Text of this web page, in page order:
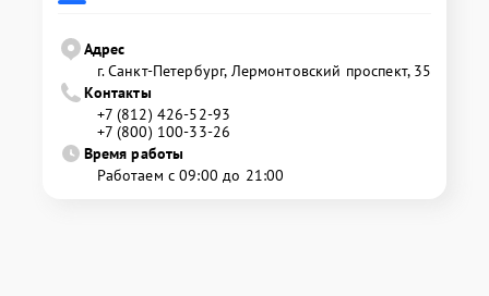
Адрес
г. Санкт-Петербург, Лермонтовский проспект, 35
Контакты
+7 (812) 426-52-93
+7 (800) 100-33-26
Время работы
Работаем с 09:00 до 21:00